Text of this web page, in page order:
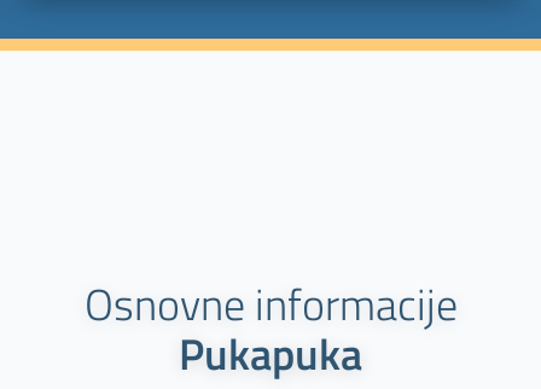
Osnovne informacije
Pukapuka